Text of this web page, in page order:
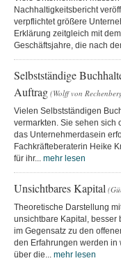
Nachhaltigkeitsbericht
verpflichtet größere
Erklärung zeitgleich mit
Geschäftsjahre, die nach
Selbstständige
Auftrag (Wolff von
Vielen Selbstständigen
vermarkten. Sie sehen sich
das Unternehmerdasein
Fachkräfteberaterin Heike
für ihr... mehr lesen
Unsichtbares Kapital
Theoretische Darstellung
unsichtbare Kapital, besser
im Gegensatz zu den
den Erfahrungen werden in
über die... mehr lesen